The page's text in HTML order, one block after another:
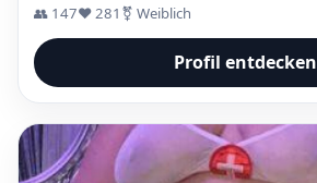
👥 147❤️ 281 ⚧ Weiblich
Profil entdecken